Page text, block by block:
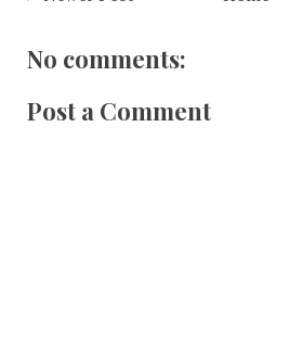
No comments:
Post a Comment